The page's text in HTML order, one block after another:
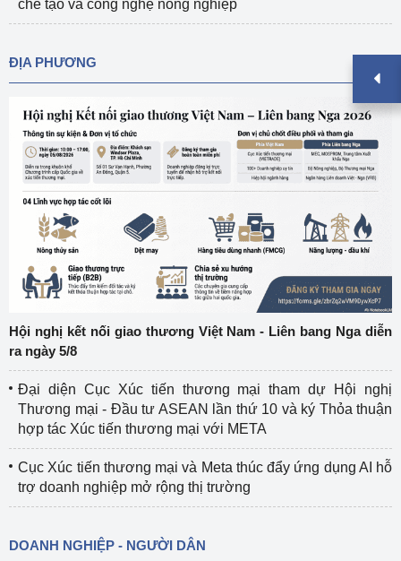
chế tạo và công nghệ nông nghiệp
ĐỊA PHƯƠNG
Hội nghị kết nối giao thương Việt Nam - Liên bang Nga diễn
ra ngày 5/8
Đại diện Cục Xúc tiến thương mại tham dự Hội nghị
Thương mại - Đầu tư ASEAN lần thứ 10 và ký Thỏa thuận
hợp tác Xúc tiến thương mại với META
Cục Xúc tiến thương mại và Meta thúc đẩy ứng dụng AI hỗ
trợ doanh nghiệp mở rộng thị trường
DOANH NGHIỆP - NGƯỜI DÂN